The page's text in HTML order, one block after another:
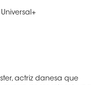
Universal+
actriz danesa que